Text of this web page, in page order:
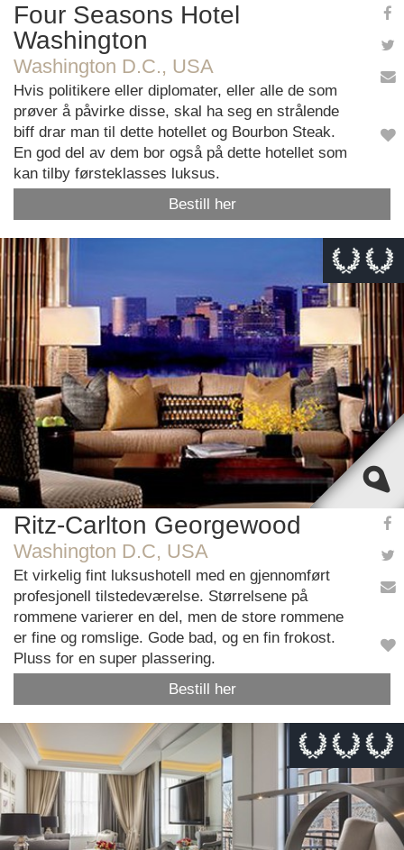
Four Seasons Hotel
Washington
Washington D.C., USA
Hvis politikere eller diplomater, eller alle de som
prøver å påvirke disse, skal ha seg en strålende
biff drar man til dette hotellet og Bourbon Steak.
En god del av dem bor også på dette hotellet som
kan tilby førsteklasses luksus.
Bestill her
This page can't load Google Maps correctly.
Do you own this website?
OK
Ritz-Carlton Georgewood
Washington D.C, USA
Et virkelig fint luksushotell med en gjennomført
profesjonell tilstedeværelse. Størrelsene på
rommene varierer en del, men de store rommene
er fine og romslige. Gode bad, og en fin frokost.
Pluss for en super plassering.
Bestill her
This page can't load Google Maps correctly.
Do you own this website?